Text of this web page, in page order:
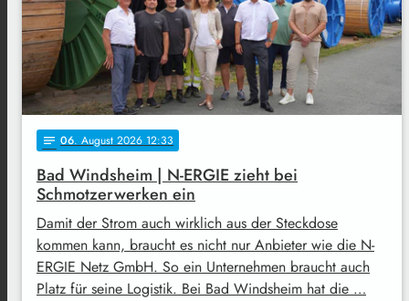
notes 06. August 2026 12:33
Bad Windsheim | N-ERGIE zieht bei
Schmotzerwerken ein
Damit der Strom auch wirklich aus der Steckdose
kommen kann, braucht es nicht nur Anbieter wie die N-
ERGIE Netz GmbH. So ein Unternehmen braucht auch
Platz für seine Logistik. Bei Bad Windsheim hat die …